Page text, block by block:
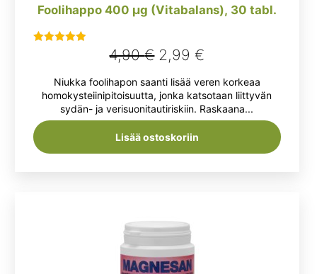
Foolihappo 400 µg (Vitabalans), 30 tabl.
5.00 / 5
4,90€ Alkuperäinen
hinta
oli:
4,90 €.
2,99€
hinta
on:
2,99 €.
Niukka foolihapon saanti lisää veren korkeaa
homokysteiinipitoisuutta, jonka katsotaan liittyvän
sydän- ja verisuonitautiriskiin. Raskaana...
Lisää ostoskoriin